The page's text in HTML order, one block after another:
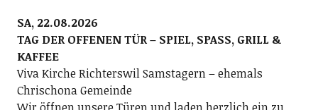
SA, 22.08.2026
TAG DER OFFENEN TÜR – SPIEL, SPASS, GRILL &
KAFFEE
Viva Kirche Richterswil Samstagern – ehemals
Chrischona Gemeinde